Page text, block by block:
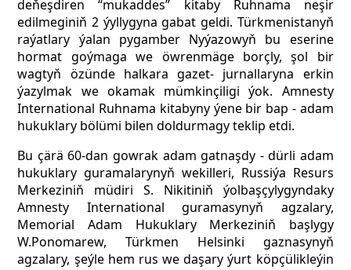
deňeşdiren “mukaddes” kitaby Ruhnama neşir
edilmeginiň 2 ýyllygyna gabat geldi. Türkmenistanyň
raýatlary ýalan pygamber Nyýazowyň bu eserine
hormat goýmaga we öwrenmäge borçly, şol bir
wagtyň özünde halkara gazet- jurnallaryna erkin
ýazylmak we okamak mümkinçiligi ýok. Amnesty
International Ruhnama kitabyny ýene bir bap - adam
hukuklary bölümi bilen doldurmagy teklip etdi.
Bu çärä 60-dan gowrak adam gatnaşdy - dürli adam
hukuklary guramalarynyň wekilleri, Russiýa Resurs
Merkeziniň müdiri S. Nikitiniň ýolbaşçylygyndaky
Amnesty International guramasynyň agzalary,
Memorial Adam Hukuklary Merkeziniň başlygy
W.Ponomarew, Türkmen Helsinki gaznasynyň
agzalary, şeýle hem rus we daşary ýurt köpçülikleýin